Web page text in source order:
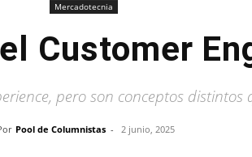
Mercadotecnia
Customer
pero son conceptos
Pool de Columnistas - 2 junio, 2025